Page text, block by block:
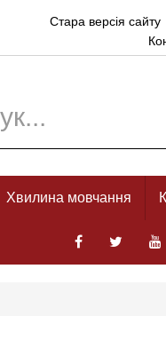
Стара версія сайту
Хвилина мовчання